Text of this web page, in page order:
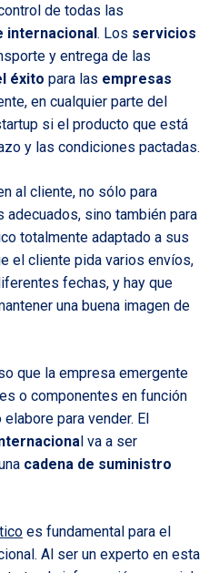
de todas las
internacional. Los servicios
y entrega de las
éxito para las empresas
en cualquier parte del
si el producto que está
y las condiciones pactadas.
al cliente, no sólo para
sino también para
totalmente adaptado a sus
el cliente pida varios envíos,
fechas, y hay que
una buena imagen de
que la empresa emergente
o componentes en función
para vender. El
l va a ser
cadena de suministro
es fundamental para el
Al ser un experto en esta